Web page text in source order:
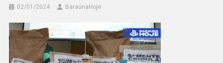
02/01/2024 BaraúnaHoje